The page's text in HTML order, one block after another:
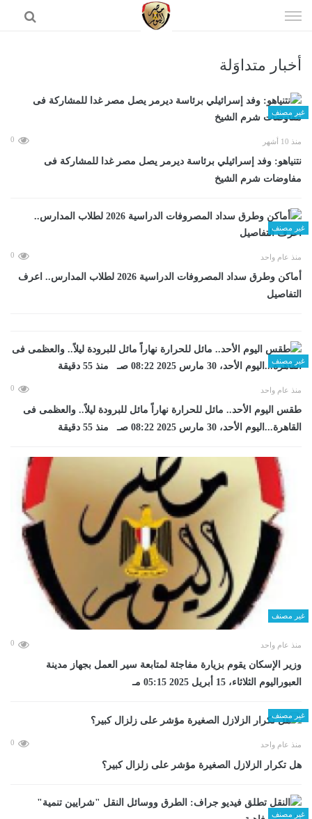
الى
أخبار متداوَلة
غير مصنف
منذ 10 أشهر 0
نتنياهو: وفد إسرائيلي برئاسة ديرمر يصل مصر غدا للمشاركة فى
مفاوضات شرم الشيخ
غير مصنف
منذ عام واحد 0
أماكن وطرق سداد المصروفات الدراسية 2026 لطلاب المدارس.. اعرف
التفاصيل
غير مصنف
منذ عام واحد 0
طقس اليوم الأحد.. مائل للحرارة نهاراً مائل للبرودة ليلاً.. والعظمى فى
القاهرة...اليوم الأحد، 30 مارس 2025 08:22 صـ منذ 55 دقيقة
غير مصنف
منذ عام واحد 0
وزير الإسكان يقوم بزيارة مفاجئة لمتابعة سير العمل بجهاز مدينة
العبوراليوم الثلاثاء، 15 أبريل 2025 05:15 مـ
غير مصنف
منذ عام واحد 0
هل تكرار الزلازل الصغيرة مؤشر على زلزال كبير؟
غير مصنف